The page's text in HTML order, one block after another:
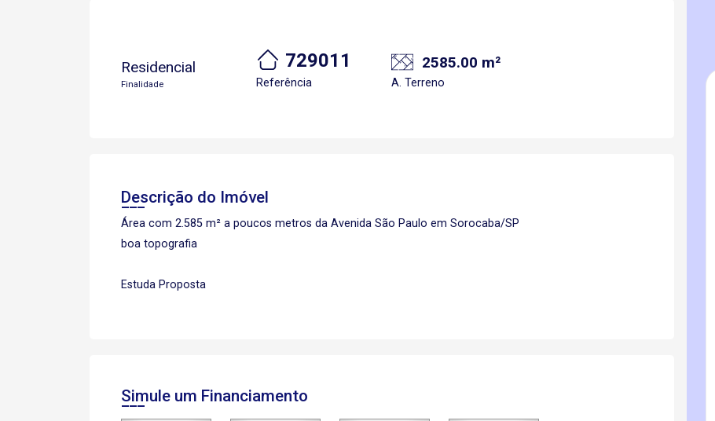
Residencial
Finalidade
729011
Referência
2585.00 m²
A. Terreno
Descrição do Imóvel
Área com 2.585 m² a poucos metros da Avenida São Paulo em Sorocaba/SP
boa topografia
Estuda Proposta
Simule um Financiamento